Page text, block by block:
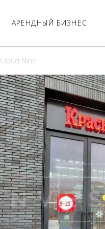
АРЕНДНЫЙ БИЗНЕС
Cloud Nine